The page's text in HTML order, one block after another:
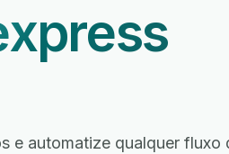
e automatize qualquer fluxo